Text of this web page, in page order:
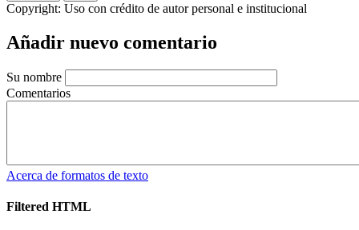
Copyright: Uso con crédito de autor personal e institucional
Añadir nuevo comentario
Su nombre
Comentarios
Acerca de formatos de texto
Filtered HTML